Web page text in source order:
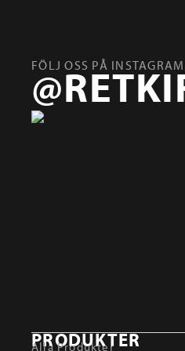
FÖLJ OSS PÅ INSTAGRAM
PRODUKTER
Alla Produkter